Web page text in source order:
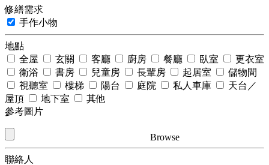
修繕需求
手作小物
地點
全屋
玄關 客廳 廚房 餐廳 臥室
更衣室
衛浴
書房 兒童房 長輩房 起居室
儲物間
視聽室
樓梯 陽台 庭院 私人車庫
天台／
屋頂
地下室
其他
參考圖片
Browse
聯絡人